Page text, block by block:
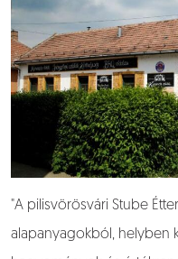
"A pilisvörösvári Stube
alapanyagokból, helyben